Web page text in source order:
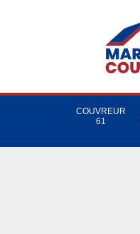
COUVREUR
61